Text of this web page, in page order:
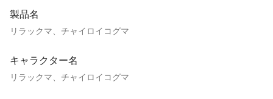
製品名
リラックマ、チャイロイコグマ
キャラクター名
リラックマ、チャイロイコグマ